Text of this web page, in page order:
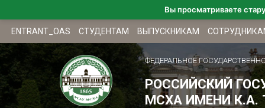
ENTRANT_OAS СТУДЕНТАМ ВЫПУСКНИКАМ
ФЕДЕРАЛЬНОЕ
РОССИЙСКИЙ
МСХА ИМЕНИ К.А.
Вы просматриваете